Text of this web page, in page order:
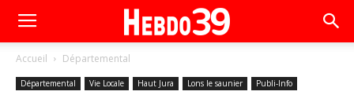
Accueil Départemental
Départemental Vie Locale Haut Jura Lons le saunier Publi-Info